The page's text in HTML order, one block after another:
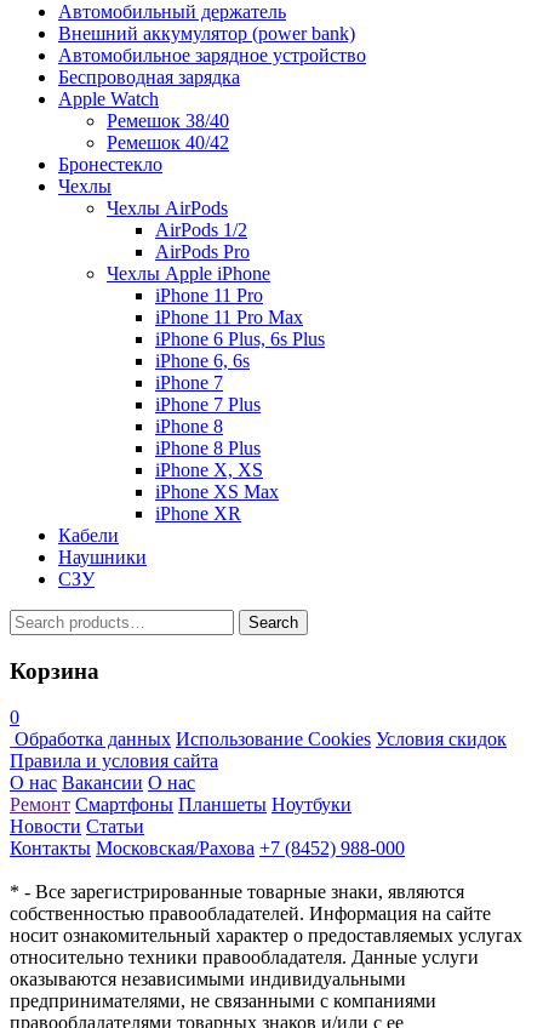
Автомобильный держатель
Внешний аккумулятор (power bank)
Автомобильное зарядное устройство
Беспроводная зарядка
Apple Watch
Ремешок 38/40
Ремешок 40/42
Бронестекло
Чехлы
Чехлы AirPods
AirPods 1/2
AirPods Pro
Чехлы Apple iPhone
iPhone 11 Pro
iPhone 11 Pro Max
iPhone 6 Plus, 6s Plus
iPhone 6, 6s
iPhone 7
iPhone 7 Plus
iPhone 8
iPhone 8 Plus
iPhone X, XS
iPhone XS Max
iPhone XR
Кабели
Наушники
СЗУ
Search
for:
Search
Корзина
0
Обработка данных Использование Cookies Условия скидок
Правила и условия сайта
О нас Вакансии О нас
Ремонт Смартфоны Планшеты Ноутбуки
Новости Статьи
Контакты Московская/Рахова +7 (8452) 988-000
* - Все зарегистрированные товарные знаки, являются
собственностью правообладателей. Информация на сайте
носит ознакомительный характер о предоставляемых услугах
относительно техники правообладателя. Данные услуги
оказываются независимыми индивидуальными
предпринимателями, не связанными с компаниями
правообладателями товарных знаков и/или с ее